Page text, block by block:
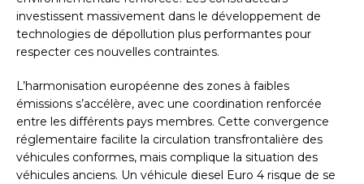
investissent massivement dans le développement de
technologies de dépollution plus performantes pour
respecter ces nouvelles contraintes.
L’harmonisation européenne des zones à faibles
émissions s’accélère, avec une coordination renforcée
entre les différents pays membres. Cette convergence
réglementaire facilite la circulation transfrontalière des
véhicules conformes, mais complique la situation des
véhicules anciens. Un véhicule diesel Euro 4 risque de se